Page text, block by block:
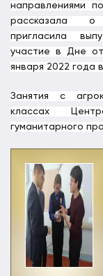
направлениями
рассказала о
пригласила
участие в Дне
января 2022 года
Занятия с
классах
гуманитарного